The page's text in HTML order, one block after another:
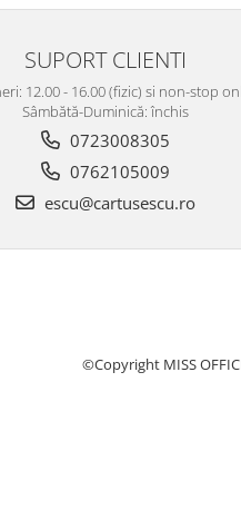
SUPORT CLIENTI
12.00 - 16.00 (fizic) si non-stop
Sâmbătă-Duminică: închis
0723008305
0762105009
escu@cartusescu.ro
©Copyright MISS